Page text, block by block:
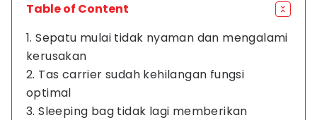
Table of Content
1. Sepatu mulai tidak nyaman dan mengalami
kerusakan
2. Tas carrier sudah kehilangan fungsi
optimal
3. Sleeping bag tidak lagi memberikan